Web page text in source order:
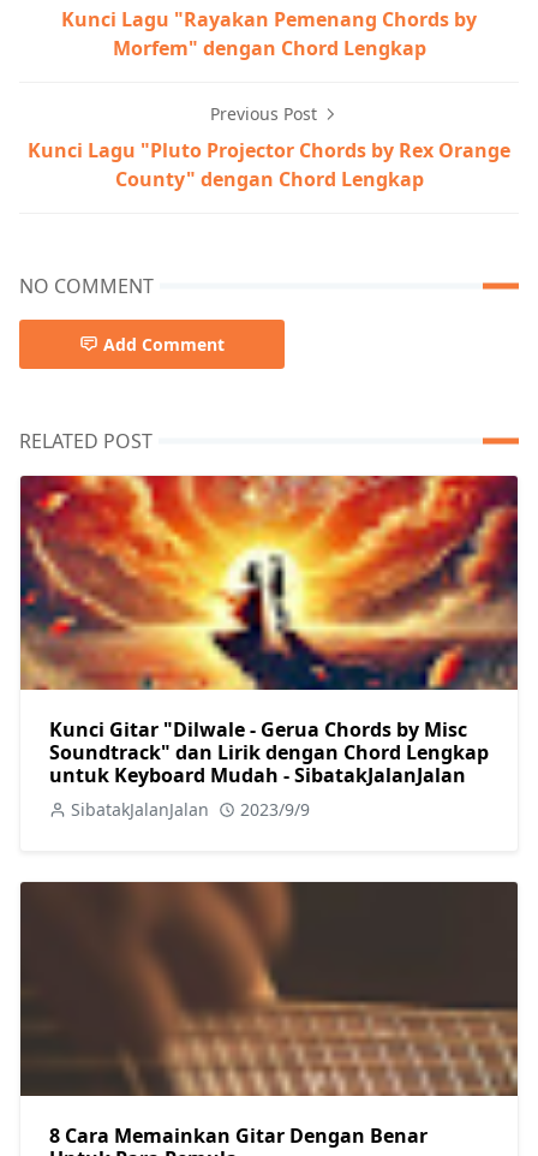
Kunci Lagu "Rayakan Pemenang Chords by
Morfem" dengan Chord Lengkap
Previous Post
Kunci Lagu "Pluto Projector Chords by Rex Orange
County" dengan Chord Lengkap
NO COMMENT
Add Comment
RELATED POST
Kunci Gitar "Dilwale - Gerua Chords by Misc
Soundtrack" dan Lirik dengan Chord Lengkap
untuk Keyboard Mudah - SibatakJalanJalan
SibatakJalanJalan 2023/9/9
8 Cara Memainkan Gitar Dengan Benar